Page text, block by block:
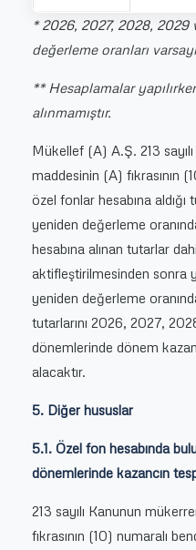
* 2026, 2027, 2028, 2029
değerleme oranları
** Hesaplamalar
alınmamıştır.
Mükellef (A) A.Ş. 213
maddesinin (A) fıkrasının
özel fonlar hesabına aldığı
yeniden değerleme
hesabına alınan tutarlar
aktifleştirilmesinden sonra
yeniden değerleme
tutarlarını 2026, 2027,
dönemlerinde dönem
alacaktır.
5. Diğer hususlar
5.1. Özel fon hesabında
dönemlerinde kazancın
213 sayılı Kanunun
fıkrasının (10) numaralı